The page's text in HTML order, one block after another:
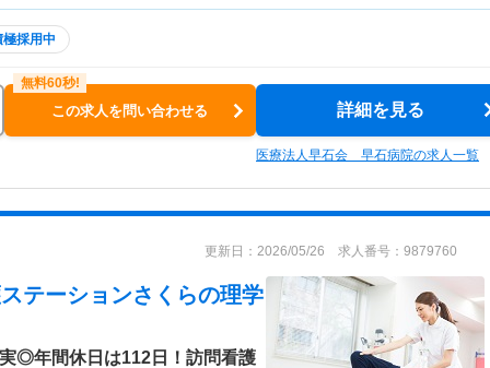
極採用中
この求人を問い合わせる 詳細を見る
医療法人早石会 早石病院の求人一覧
更新日：2026/05/26 求人番号：9879760
テーションさくらの理学
◎年間休日は112日！訪問看護